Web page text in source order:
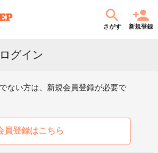
さがす 新規登録
ログイン
ない方は、新規会員登録が必要で
員登録はこちら